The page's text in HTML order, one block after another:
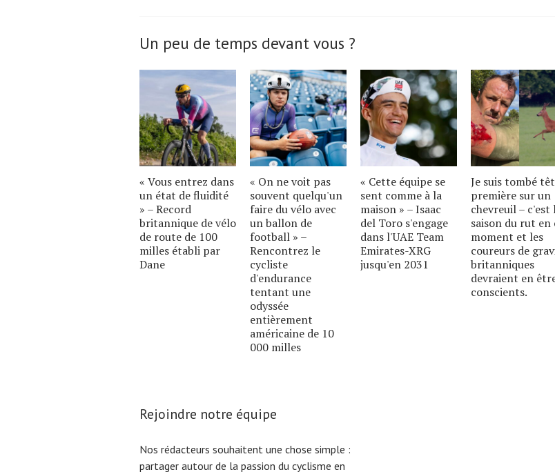
Un peu de temps devant vous ?
« Vous entrez dans
un état de fluidité
» – Record
britannique de vélo
de route de 100
milles établi par
Dane
« On ne voit pas
souvent quelqu'un
faire du vélo avec
un ballon de
football » –
Rencontrez le
cycliste
d'endurance
tentant une
odyssée
entièrement
américaine de 10
000 milles
« Cette équipe se
sent comme à la
maison » – Isaac
del Toro s'engage
dans l'UAE Team
Emirates-XRG
jusqu'en 2031
Je suis tombé
première sur un
chevreuil – c'est
saison du rut en
moment et les
coureurs de
britanniques
devraient en
conscients.
Rejoindre notre équipe
Nos rédacteurs souhaitent une chose simple :
partager autour de la passion du cyclisme en